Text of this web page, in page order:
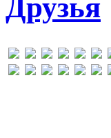
Друзья